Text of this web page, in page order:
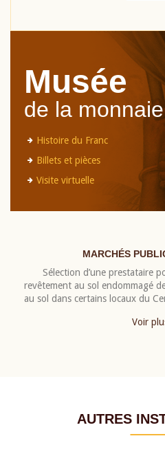
Musée
de la monnaie
Histoire du Franc
Billets et pièces
Visite virtuelle
MARCHÉS
Sélection d’une prestataire
revêtement au sol endommagé
au sol dans certains locaux du
Voir
AUTRES